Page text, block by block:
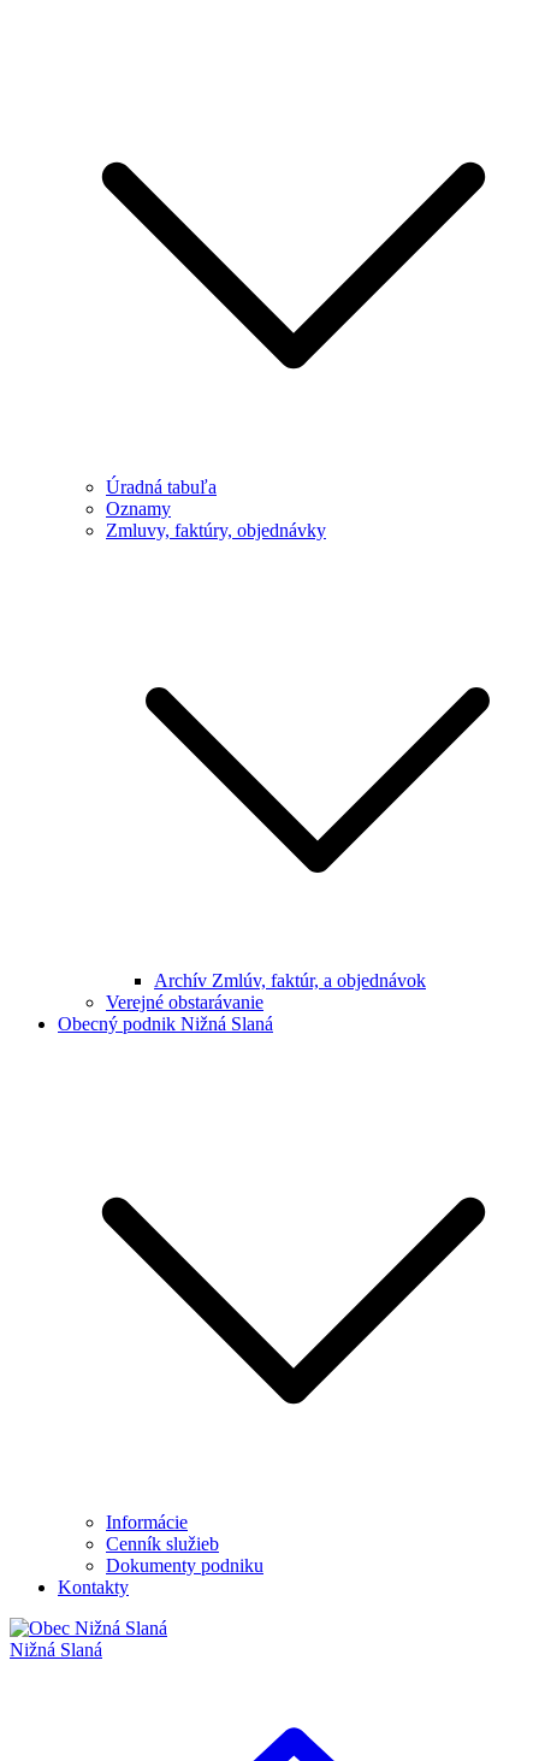
Úradná tabuľa
Oznamy
Zmluvy, faktúry, objednávky
Archív Zmlúv, faktúr, a objednávok
Verejné obstarávanie
Obecný podnik Nižná Slaná
Informácie
Cenník služieb
Dokumenty podniku
Kontakty
Nižná Slaná